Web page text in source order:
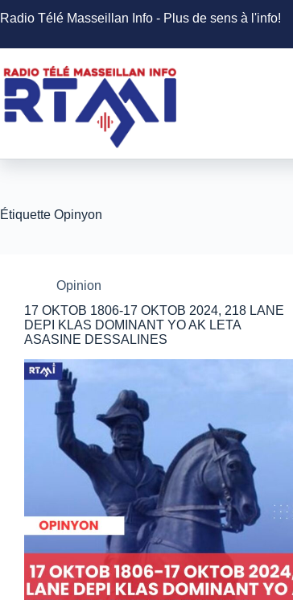
au
Radio Télé Masseillan Info - Plus de sens à l'info!
Étiquette Opinyon
Opinion
17 OKTOB 1806-17 OKTOB 2024, 218 LANE
DEPI KLAS DOMINANT YO AK LETA
ASASINE DESSALINES